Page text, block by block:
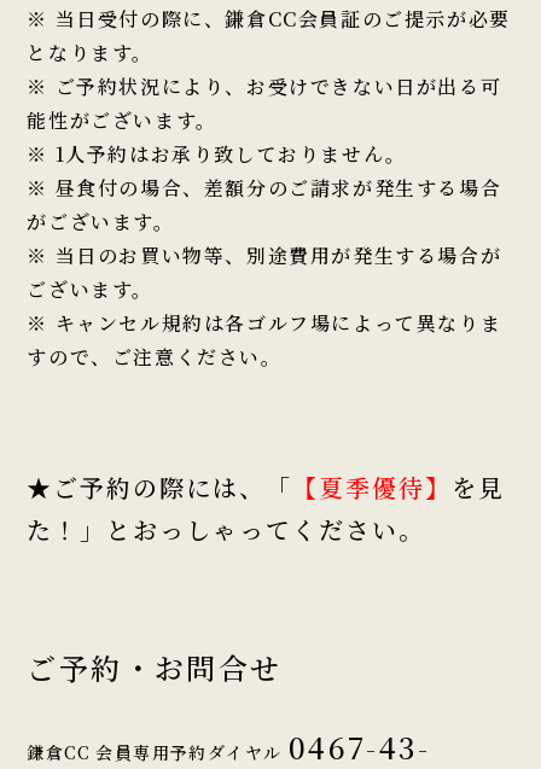
※ 当日受付の際に、鎌倉CC会員証のご提示が必要
となります。
※ ご予約状況により、お受けできない日が出る可
能性がございます。
※ 1人予約はお承り致しておりません。
※ 昼食付の場合、差額分のご請求が発生する場合
がございます。
※ 当日のお買い物等、別途費用が発生する場合が
ございます。
※ キャンセル規約は各ゴルフ場によって異なりま
すので、ご注意ください。
★ご予約の際には、「 【夏季優待】 を見
た！」とおっしゃってください。
ご予約・お問合せ
鎌倉CC 会員専用予約ダイヤル 0467-43-